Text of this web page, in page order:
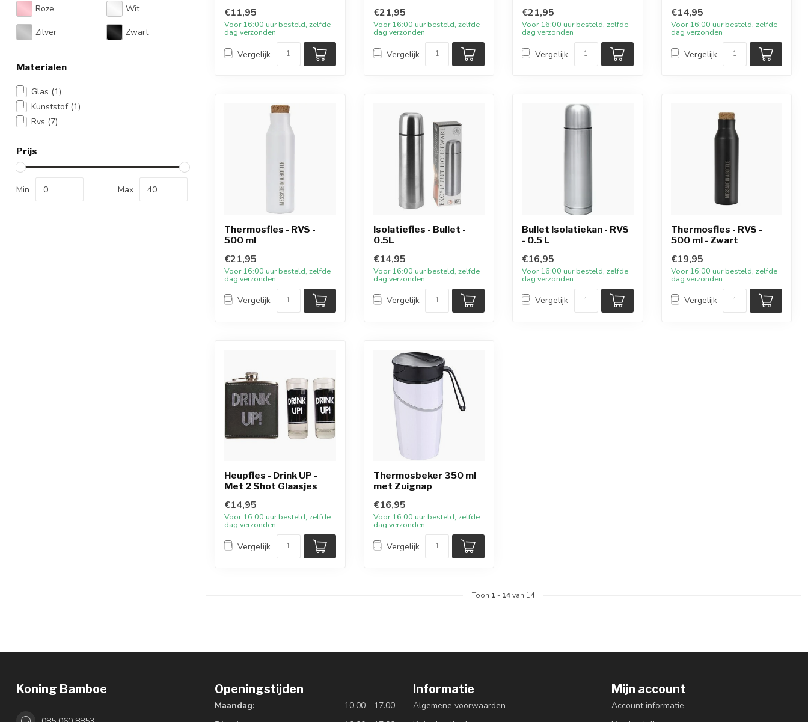
Roze Wit
Zilver Zwart
Materialen
Glas (1)
Kunststof (1)
Rvs (7)
Prijs
Min Max
€11,95
Voor 16:00 uur besteld, zelfde
dag verzonden
Vergelijk
€21,95
Voor 16:00 uur besteld, zelfde
dag verzonden
Vergelijk
€21,95
Voor 16:00 uur besteld, zelfde
dag verzonden
Vergelijk
€14,95
Voor 16:00 uur besteld, zelfde
dag verzonden
Vergelijk
Thermosfles - RVS -
500 ml
€21,95
Voor 16:00 uur besteld, zelfde
dag verzonden
Vergelijk
Isolatiefles - Bullet -
0.5L
€14,95
Voor 16:00 uur besteld, zelfde
dag verzonden
Vergelijk
Bullet Isolatiekan - RVS
- 0.5 L
€16,95
Voor 16:00 uur besteld, zelfde
dag verzonden
Vergelijk
Thermosfles - RVS -
500 ml - Zwart
€19,95
Voor 16:00 uur besteld, zelfde
dag verzonden
Vergelijk
Heupfles - Drink UP -
Met 2 Shot Glaasjes
€14,95
Voor 16:00 uur besteld, zelfde
dag verzonden
Vergelijk
Thermosbeker 350 ml
met Zuignap
€16,95
Voor 16:00 uur besteld, zelfde
dag verzonden
Vergelijk
Toon 1 - 14van 14
Koning Bamboe Openingstijden
Maandag:
10.00 - 17.00
Informatie
Algemene voorwaarden
Mijn account
Account informatie